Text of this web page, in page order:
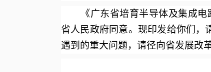
《广东省培育半导体及集成电
省人民政府同意。现印发给你们，
遇到的重大问题，请径向省发展改